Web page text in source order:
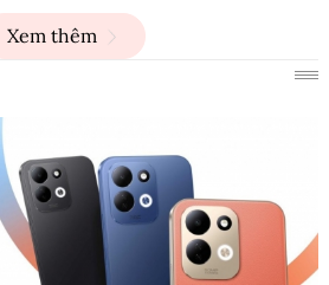
Xem thêm